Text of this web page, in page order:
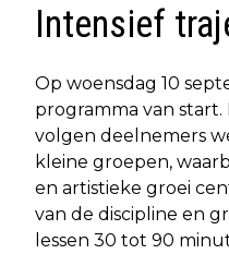
Intensief
Op woensdag 10
programma van
volgen deelnemers
kleine groepen,
en artistieke groei
van de discipline en
lessen 30 tot 90